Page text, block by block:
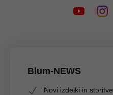
Blum-NEWS
Novi izdelki in storitve